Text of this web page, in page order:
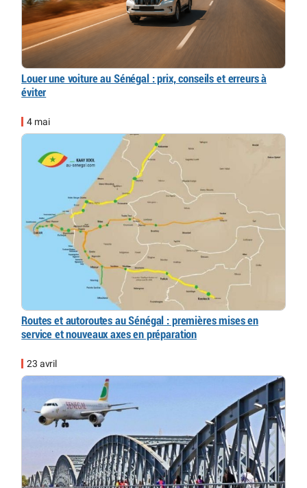
Louer une voiture au Sénégal : prix, conseils et erreurs à
éviter
4 mai
Routes et autoroutes au Sénégal : premières mises en
service et nouveaux axes en préparation
23 avril